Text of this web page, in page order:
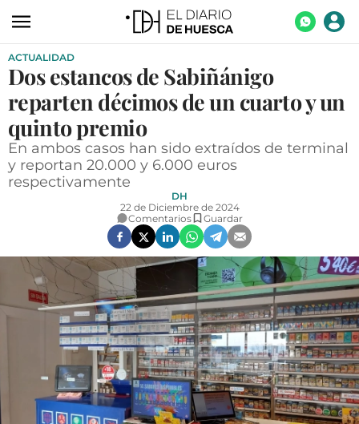
ACTUALIDAD
ECONOMÍA
TECNOLOGÍA
TURISMO
AGROALIMENTACIÓN
SOCIEDAD
OPINIÓN
GALERÍAS
CONTACTAR
FIESTAS EN EL ALTO ARAGÓN
ACTUALIDAD
Dos estancos de Sabiñánigo
reparten décimos de un cuarto y un
quinto premio
En ambos casos han sido extraídos de terminal
y reportan 20.000 y 6.000 euros
respectivamente
DH
22 de Diciembre de 2024
Comentarios
Guardar